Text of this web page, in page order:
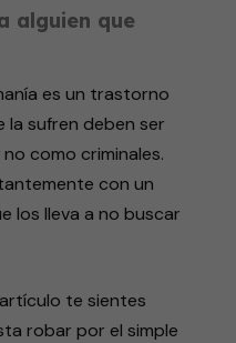
alguien que
es un trastorno
la sufren deben ser
como criminales.
con un
los lleva a no buscar
te sientes
robar por el simple